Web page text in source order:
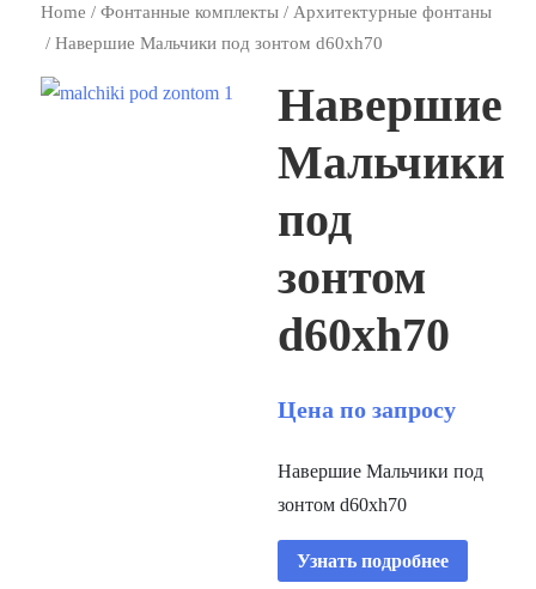
Home /Фонтанные комплекты / Архитектурные фонтаны
/ Навершие Мальчики под зонтом d60xh70
Навершие
Мальчики
под
зонтом
d60xh70
Цена по запросу
Навершие Мальчики под
зонтом d60xh70
Узнать подробнее